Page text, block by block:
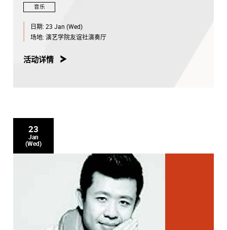
音乐
日期: 23 Jan (Wed)
场地: 演艺学院友谊社演奏厅
活动详情
23
Jan
(Wed)